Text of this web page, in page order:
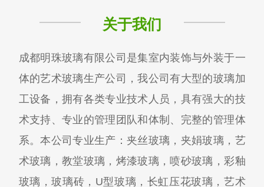
关于我们
成都明珠玻璃有限公司是集室内装饰与外装于一
体的艺术玻璃生产公司，我公司有大型的玻璃加
工设备，拥有各类专业技术人员，具有强大的技
术支持、专业的管理团队和体制、完整的管理体
系。本公司专业生产：夹丝玻璃，夹娟玻璃，艺
术玻璃，教堂玻璃，烤漆玻璃，喷砂玻璃，彩釉
玻璃，玻璃砖，U型玻璃，长虹压花玻璃，艺术